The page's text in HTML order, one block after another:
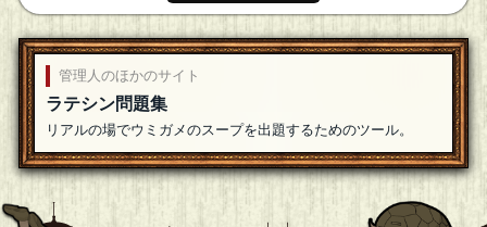
管理人のほかのサイト
ラテシン問題集
リアルの場でウミガメのスープを出題するためのツール。